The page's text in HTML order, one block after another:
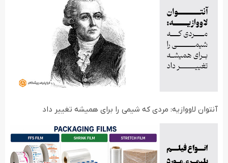
آنتوان لاووازیه: مردی که شیمی را برای همیشه تغییر داد